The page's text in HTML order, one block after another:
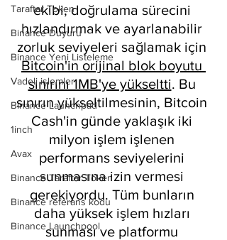
Taraftar Token
Binance Duyuru
Binance Yeni Listeleme
Vadeli işlemler
Binance Launchpad
1inch
Avax
Binance Taraftar Token
Binance referans kodu
Binance Launchpool
ekibi, doğrulama sürecini
hızlandırmak ve ayarlanabilir
zorluk seviyeleri sağlamak için
Bitcoin'in orijinal blok boyutu
sınırını 1MB'ye yükseltti. Bu
sınırın yükseltilmesinin, Bitcoin
Cash'in günde yaklaşık iki
milyon işlem işlenen
performans seviyelerini
sunmasına izin vermesi
gerekiyordu. Tüm bunların
daha yüksek işlem hızları
sunması ve platformu